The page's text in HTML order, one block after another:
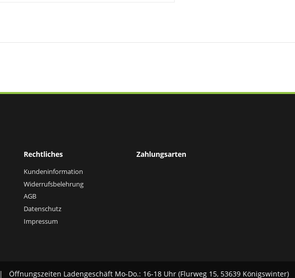
Rechtliches
Kundeninformation
Widerrufsbelehrung
AGB
Datenschutz
Impressum
Zahlungsarten
| Öffnungszeiten Ladengeschäft Mo-Do.: 16-18 Uhr (Flurweg 15, 53639 Königswinter)